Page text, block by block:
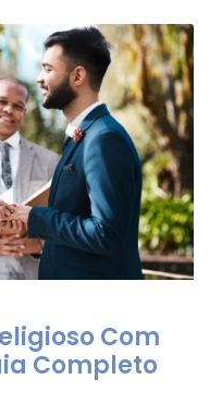
Com
Completo